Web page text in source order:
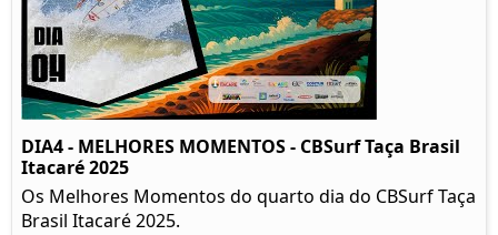
DIA4 - MELHORES MOMENTOS - CBSurf Taça Brasil
Itacaré 2025
Os Melhores Momentos do quarto dia do CBSurf Taça
Brasil Itacaré 2025.